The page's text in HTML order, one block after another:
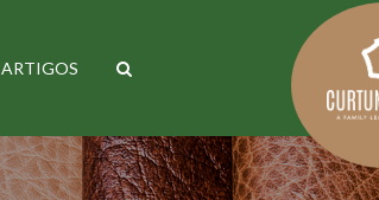
ARTIGOS